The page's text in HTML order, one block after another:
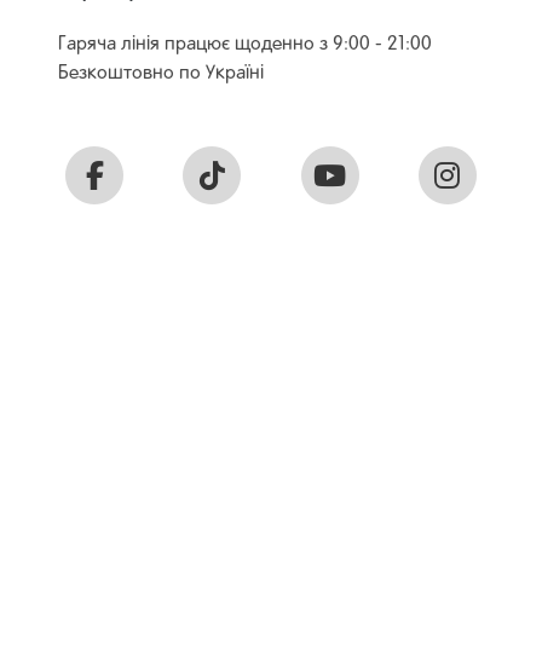
Гаряча лінія працює щоденно з 9:00 - 21:00
Безкоштовно по Україні